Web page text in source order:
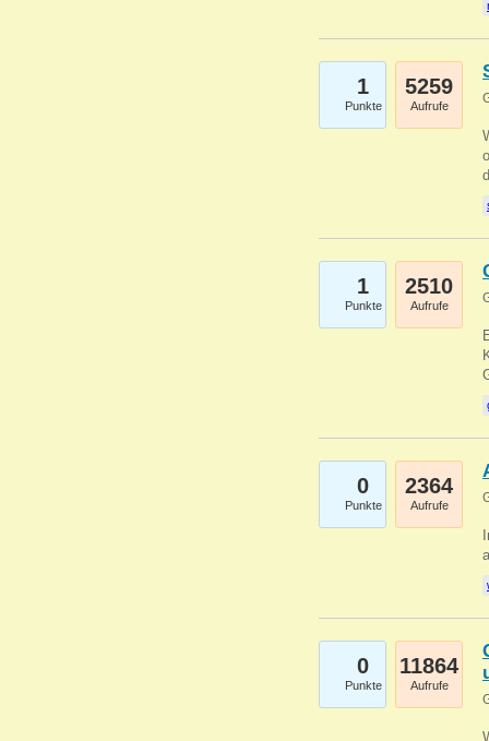
1
Punkte
5259
Aufrufe
1
Punkte
2510
Aufrufe
0
Punkte
2364
Aufrufe
0
Punkte
11864
Aufrufe